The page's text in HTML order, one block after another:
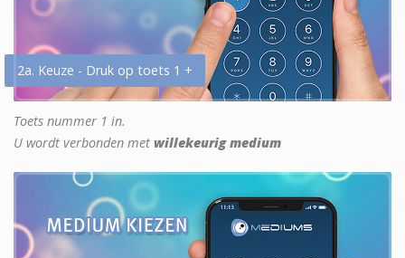
2a. Keuze - Druk op toets 1 +
Toets nummer 1 in.
U wordt verbonden met willekeurig medium